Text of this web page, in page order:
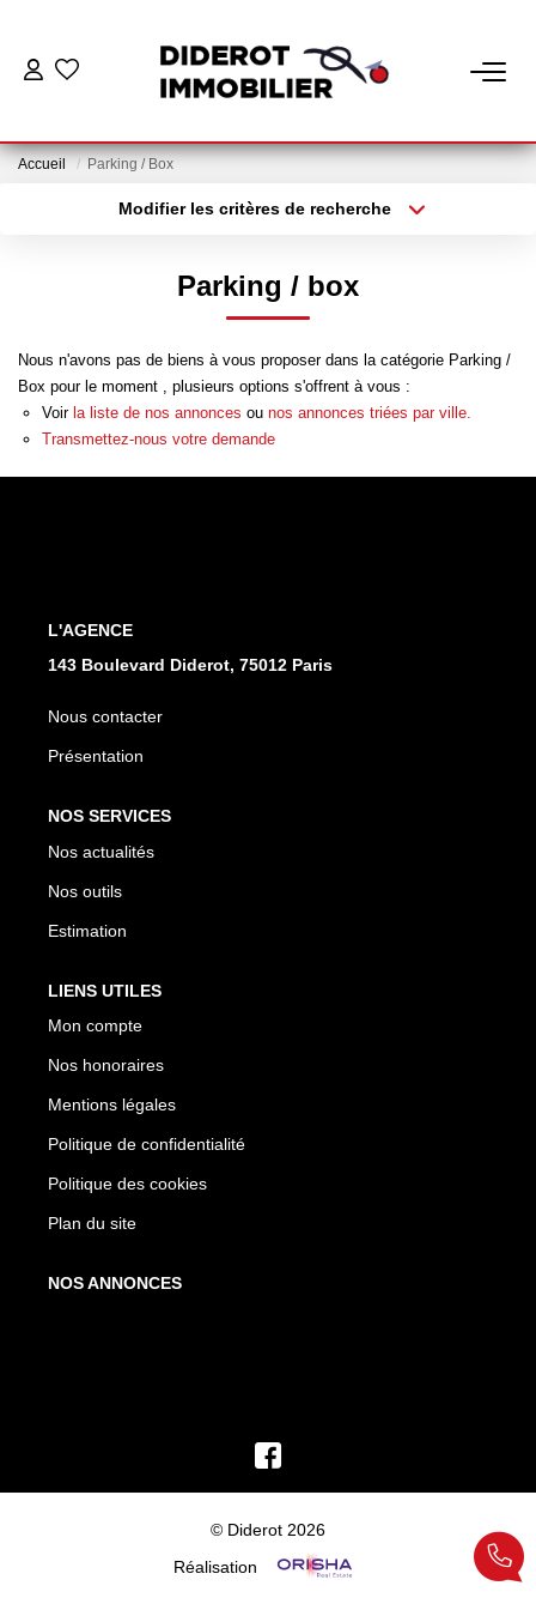
Nos Services Gestion
Espace Client Gestion
Accueil Parking / Box
Modifier les critères de recherche
Plus de critères Créer une alerte
Parking / box
Nous n'avons pas de biens à vous proposer dans la catégorie Parking /
Box pour le moment , plusieurs options s'offrent à vous :
Voir la liste de nos annonces ou nos annonces triées par ville.
Transmettez-nous votre demande
L'AGENCE
143 Boulevard Diderot, 75012 Paris
Nous contacter
Présentation
NOS SERVICES
Nos actualités
Nos outils
Estimation
LIENS UTILES
Mon compte
Nos honoraires
Mentions légales
Politique de confidentialité
Politique des cookies
Plan du site
NOS ANNONCES
© Diderot 2026
Réalisation